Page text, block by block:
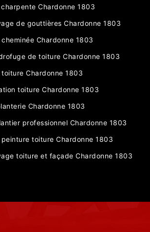
Chardonne 1803
de gouttières Chardonne 1803
Chardonne 1803
de toiture Chardonne 1803
Chardonne 1803
toiture Chardonne 1803
Chardonne 1803
professionnel Chardonne 1803
toiture Chardonne 1803
toiture et façade Chardonne 1803